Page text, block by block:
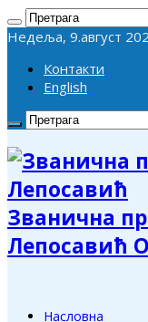
Недеља, 9.август
Контакти
English
Званична
Лепосавић
Насловна